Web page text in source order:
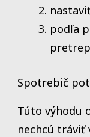
podľa
Spotrebič
Túto výhodu
nechcú tráviť